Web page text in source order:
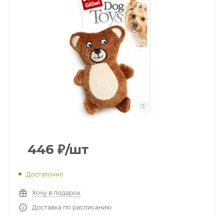
446 ₽/шт
Достаточно
Хочу в подарок
Доставка по расписанию